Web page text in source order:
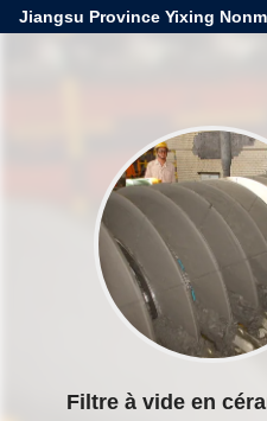
Jiangsu Province Yixing
Filtre à vide en